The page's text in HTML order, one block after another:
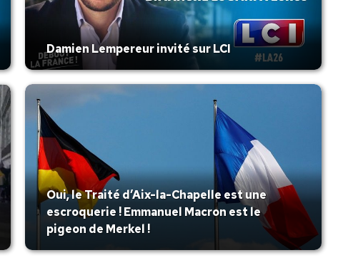
Damien Lempereur invité sur LCI
Oui, le Traité d’Aix-la-Chapelle est une
escroquerie ! Emmanuel Macron est le
pigeon de Merkel !